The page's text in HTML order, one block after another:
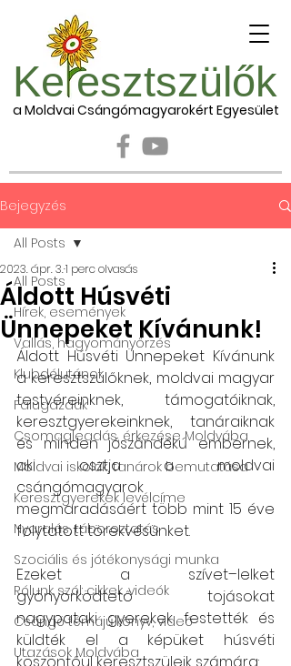
Ke esztszülők
a Moldvai Csángómagyarokért Egyesület
Bejegyzés
All Posts
Hírek, események
Vallás, hagyományőrzés
Klubdélutánok
Falugazdák
Csomagleadás, érkezése Moldvába
Moldvai iskolák, tanárok bemutatása
Keresztgyerekek levélcíme
Nyaralás, táboroztatás
Szociális és jótékonysági munka
Rólunk szól: cikkek, videók
Csángó témájú könyv, videó
Utazások Moldvába
All Posts
Áldott Húsvéti
Ünnepeket Kívánunk!
2023. ápr. 3.1 perc olvasás
Áldott Húsvéti Ünnepeket Kívánunk
a keresztszülőknek, moldvai magyar
testvéreinknek, támogatóiknak,
keresztgyerekeinknek, tanáraiknak
és minden jószándékú embernek,
aki osztja a moldvai
csángómagyarok
megmaradásáért több mint 15 éve
folytatott törekvésünket.
Ezeket a szívet–lelket
gyönyörködtető tojásokat
nagypataki gyerekek festették és
küldték el a képüket húsvéti